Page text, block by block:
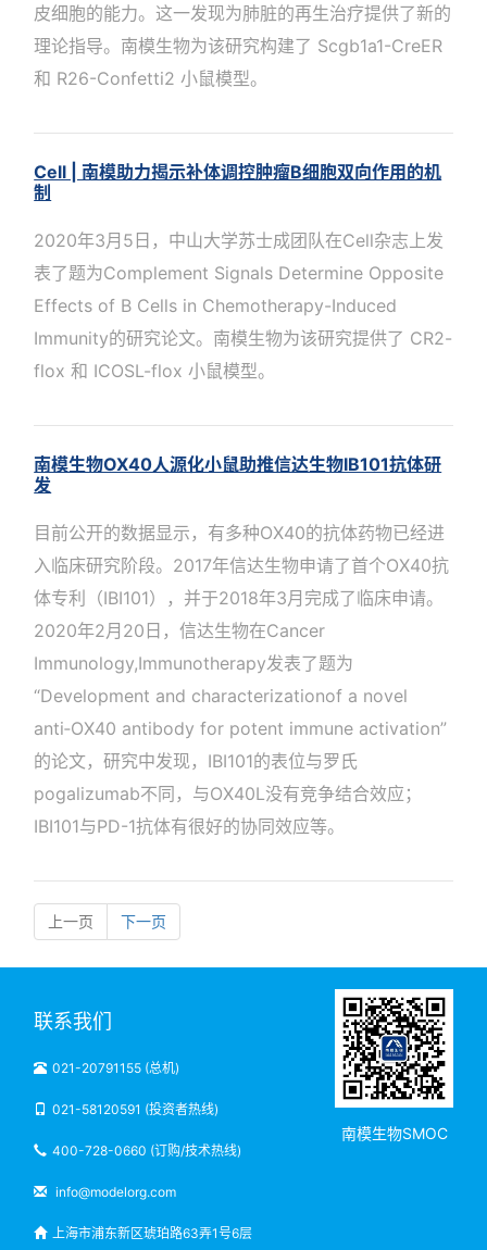
皮细胞的能力。这一发现为肺脏的再生治疗提供了新的
理论指导。南模生物为该研究构建了 Scgb1a1-CreER
和 R26-Confetti2 小鼠模型。
Cell | 南模助力揭示补体调控肿瘤B细胞双向作用的机
制
2020年3月5日，中山大学苏士成团队在Cell杂志上发
表了题为Complement Signals Determine Opposite
Effects of B Cells in Chemotherapy-Induced
Immunity的研究论文。南模生物为该研究提供了 CR2-
flox 和 ICOSL-flox 小鼠模型。
南模生物OX40人源化小鼠助推信达生物IB101抗体研
发
目前公开的数据显示，有多种OX40的抗体药物已经进
入临床研究阶段。2017年信达生物申请了首个OX40抗
体专利（IBI101），并于2018年3月完成了临床申请。
2020年2月20日，信达生物在Cancer
Immunology,Immunotherapy发表了题为
“Development and characterizationof a novel
anti‑OX40 antibody for potent immune activation”
的论文，研究中发现，IBI101的表位与罗氏
pogalizumab不同，与OX40L没有竞争结合效应；
IBI101与PD-1抗体有很好的协同效应等。
上一页 下一页
联系我们
021-20791155 (总机)
021-58120591 (投资者热线)
400-728-0660 (订购/技术热线)
info@modelorg.com
上海市浦东新区琥珀路63弄1号6层
南模生物SMOC